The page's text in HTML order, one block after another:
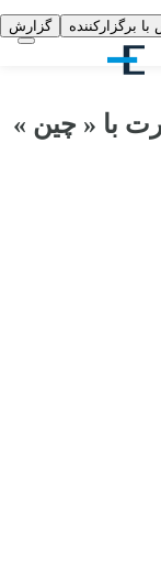
برگزارکننده گزارش
با « چین »